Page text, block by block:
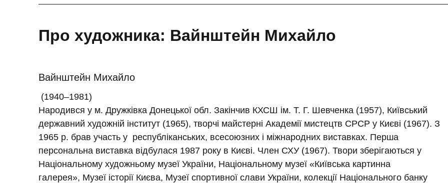
Про художника: Вайнштейн Михайло
Вайнштейн Михайло
(1940–1981)
Народився у м. Дружківка Донецької обл. Закінчив КХСШ ім. Т. Г. Шевченка (1957), Київський
державний художній інститут (1965), творчі майстерні Академії мистецтв СРСР у Києві (1967). З
1965 р. брав участь у республіканських, всесоюзних і міжнародних виставках. Перша
персональна виставка відбулася 1987 року в Києві. Член СХУ (1967). Твори зберігаються у
Національному художньому музеї України, Національному музеї «Київська картинна
галерея», Музеї історії Києва, Музеї спортивної слави України, колекції Національного банку